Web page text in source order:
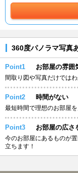
360度パノラマ写真
Point1 お部屋の雰囲
間取り図や写真だけでは
Point2 時間がない
最短時間で理想のお部屋
Point3 お部屋の広さ
今のお部屋にあるものが
立ちます！